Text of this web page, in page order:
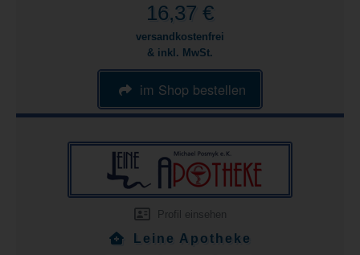
16,37 €
versandkostenfrei
& inkl. MwSt.
im Shop bestellen
Profil einsehen
Leine Apotheke